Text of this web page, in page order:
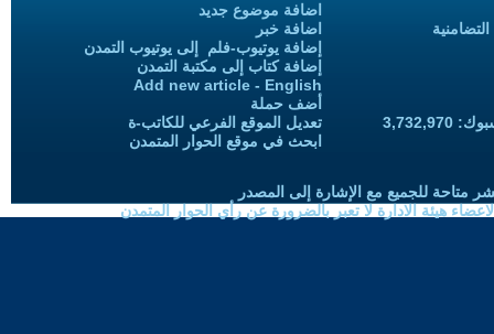
اضافة موضوع جديد
اضافة خبر
إضافة يوتيوب-فلم إلى يوتيوب التمدن
إضافة كتاب إلى مكتبة التمدن
Add new article - English
أضف حملة
تعديل الموقع الفرعي للكاتب-ة
ابحث في موقع الحوار المتمدن
متاحة للجميع مع الإشارة إلى المصدر
هيئة الادارة لا تعبر بالضرورة عن رأي الحوار المتمدن